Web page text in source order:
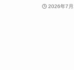
2026年7月